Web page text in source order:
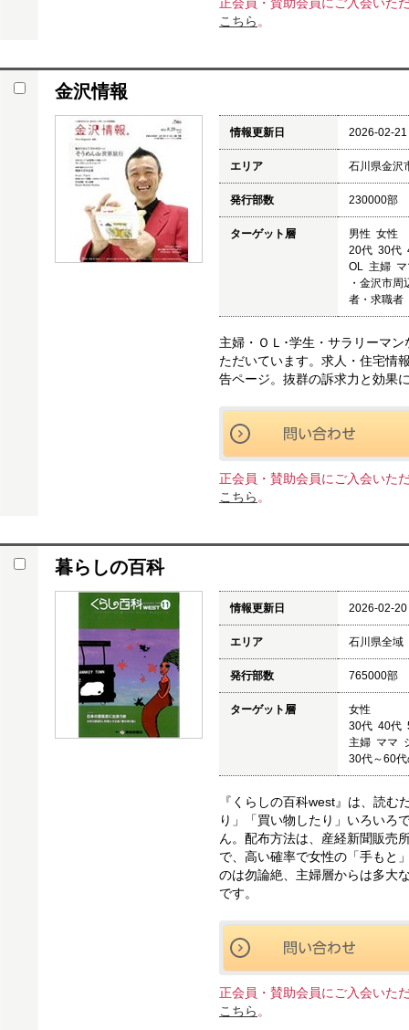
正会員・賛助会員にご入会いた
こちら 。
金沢情報
情報更新日 2026-02-
エリア 石川県金沢
発行部数 230000部
ターゲット層
男性 女性
20代 30代
OL 主婦
・金沢市
者・求職者
主婦・ＯＬ･学生・サラリーマ
ただいています。求人・住宅情
告ページ。抜群の訴求力と効果
正会員・賛助会員にご入会いた
こちら 。
暮らしの百科
情報更新日 2026-02-
エリア 石川県全域
発行部数 765000部
ターゲット層
女性
30代 40代
主婦 ママ
30代～60
『くらしの百科west』は、読
り」「買い物したり」いろいろ
ん。配布方法は、産経新聞販売
で、高い確率で女性の「手もと
のは勿論絶、主婦層からは多大
です。
正会員・賛助会員にご入会いた
こちら 。